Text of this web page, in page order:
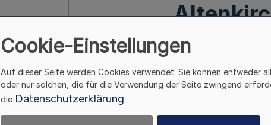
über die
Gemeinden Eiserfeld,
Cookie-Einstellungen
Auf dieser Seite werden Cookies verwendet. Sie können entweder
oder nur solchen, die für die Verwendung der Seite zwingend
die Datenschutzerklärung